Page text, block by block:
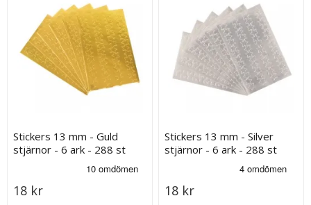
Stickers 13 mm - Guld
stjärnor - 6 ark - 288 st
18 kr
Stickers 13 mm - Silver
stjärnor - 6 ark - 288 st
18 kr